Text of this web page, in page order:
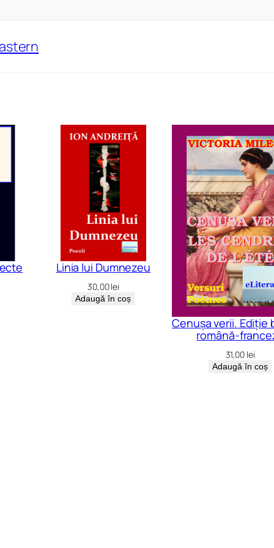
Linia lui Dumnezeu
30,00lei
Adaugă în coș
Cenușa verii. Ediție
română-
31,00 lei
Adaugă în coș